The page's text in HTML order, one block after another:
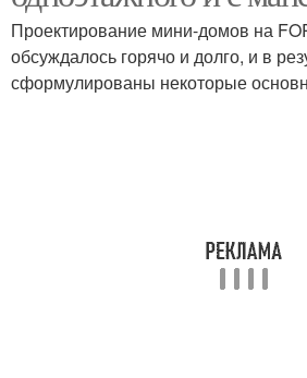
Домик для куклы
Проектирование мини-домов на
обсуждалось горячо и долго, и в
сформулированы некоторые